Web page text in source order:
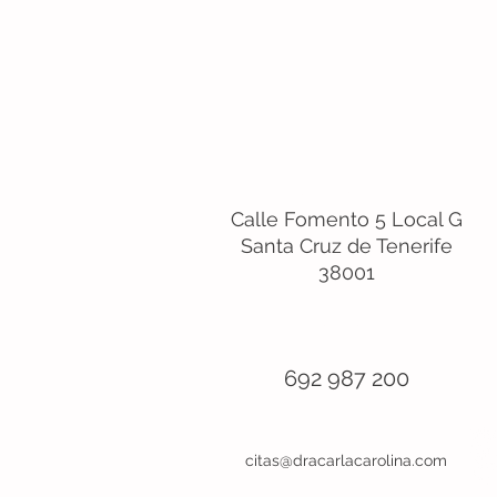
Calle Fomento 5 Local G
Santa Cruz de Tenerife
38001
692 987 200
citas@dracarlacarolina.com